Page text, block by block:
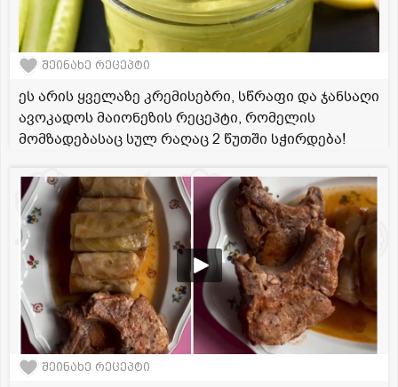
შეინახე რეცეპტი
ეს არის ყველაზე კრემისებრი, სწრაფი და ჯანსაღი
ავოკადოს მაიონეზის რეცეპტი, რომელის
მომზადებასაც სულ რაღაც 2 წუთში სჭირდება!
შეინახე რეცეპტი